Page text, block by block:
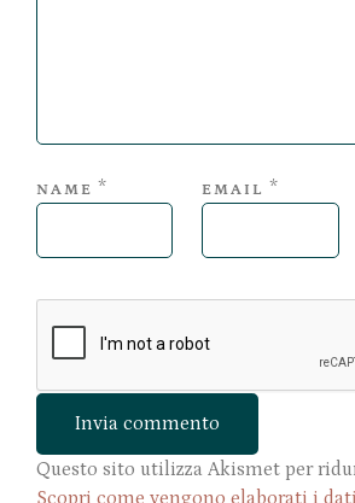
NAME * EMAIL *
Questo sito utilizza Akismet per
Scopri come vengono elaborati i